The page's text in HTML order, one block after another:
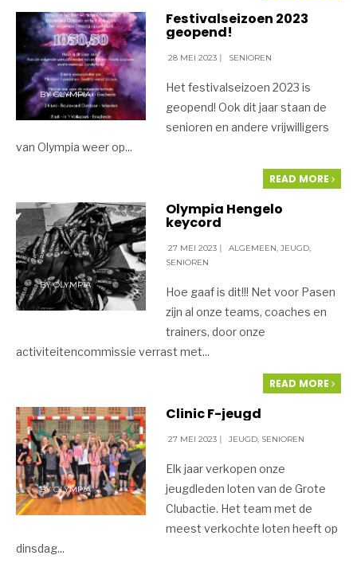
BYOLYMPIA
Festivalseizoen 2023
geopend!
28 MEI 2023 | SENIOREN
Het festivalseizoen 2023 is
geopend! Ook dit jaar staan de
senioren en andere vrijwilligers
van Olympia weer op...
READ MORE
BYOLYMPIA
Olympia Hengelo
keycord
27 MEI 2023 | ALGEMEEN,JEUGD,
SENIOREN
Hoe gaaf is dit!!! Net voor Pasen
zijn al onze teams, coaches en
trainers, door onze
activiteitencommissie verrast met...
READ MORE
BYOLYMPIA
Clinic F-jeugd
27 MEI 2023 | JEUGD, SENIOREN
Elk jaar verkopen onze
jeugdleden loten van de Grote
Clubactie. Het team met de
meest verkochte loten heeft op
dinsdag...